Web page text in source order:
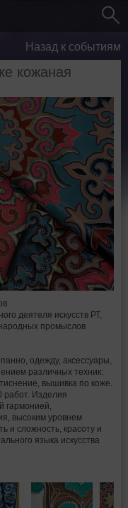
Назад к событиям
кожаная
деятеля искусств РТ,
промыслов
одежду, аксессуары,
различных техник:
вышивка по коже.
работ. Изделия
гармонией,
высоким уровнем
и сложность, красоту и
языка искусства